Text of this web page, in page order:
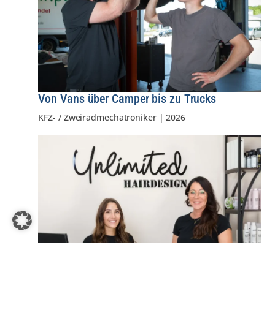
Von Vans über Camper bis zu Trucks
KFZ- / Zweiradmechatroniker|2026